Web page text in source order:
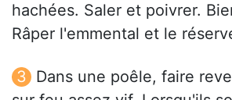
hachées. Saler et poivrer.
Râper l'emmental et le
Dans une poêle, faire